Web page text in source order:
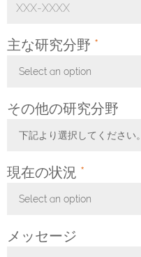
主な研究分野 *
Select an option
その他の研究分野
下記より選択してください。
現在の状況 *
Select an option
メッセージ